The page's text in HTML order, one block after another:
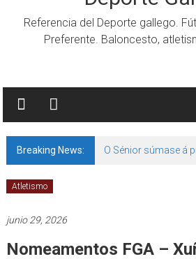
Referencia del Deporte gallego.
Preferente. Baloncesto,
Breaking News: O Sénior súmase á
Atletismo
junio 29, 2026
Nomeamentos FGA –